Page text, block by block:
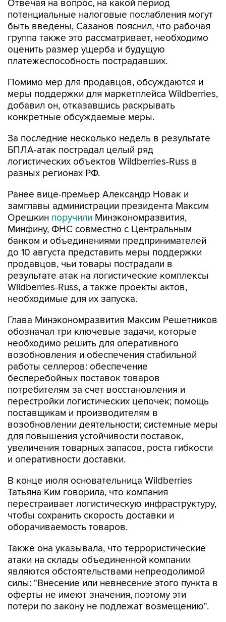
Отвечая на вопрос, на какой период
потенциальные налоговые послабления могут
быть введены, Сазанов пояснил, что рабочая
группа также это рассматривает, необходимо
оценить размер ущерба и будущую
платежеспособность пострадавших.
Помимо мер для продавцов, обсуждаются и
меры поддержки для маркетплейса Wildberries,
добавил он, отказавшись раскрывать
конкретные обсуждаемые меры.
За последние несколько недель в результате
БПЛА-атак пострадал целый ряд
логистических объектов Wildberries-Russ в
разных регионах РФ.
Ранее вице-премьер Александр Новак и
замглавы администрации президента Максим
Орешкин поручили Минэкономразвития,
Минфину, ФНС совместно с Центральным
банком и объединениями предпринимателей
до 10 августа представить меры поддержки
продавцов, чьи товары пострадали в
результате атак на логистические комплексы
Wildberries-Russ, а также проекты актов,
необходимые для их запуска.
Глава Минэкономразвития Максим Решетников
обозначал три ключевые задачи, которые
необходимо решить для оперативного
возобновления и обеспечения стабильной
работы селлеров: обеспечение
бесперебойных поставок товаров
потребителям за счет восстановления и
перестройки логистических цепочек; помощь
поставщикам и производителям в
возобновлении деятельности; системные меры
для повышения устойчивости поставок,
увеличения товарных запасов, роста гибкости
и оперативности доставки.
В конце июля основательница Wildberries
Татьяна Ким говорила, что компания
перестраивает логистическую инфраструктуру,
чтобы сохранить скорость доставки и
оборачиваемость товаров.
Также она указывала, что террористические
атаки на склады объединенной компании
являются обстоятельствами непреодолимой
силы: "Внесение или невнесение этого пункта в
оферты не имеют значения, поэтому эти
потери по закону не подлежат возмещению".